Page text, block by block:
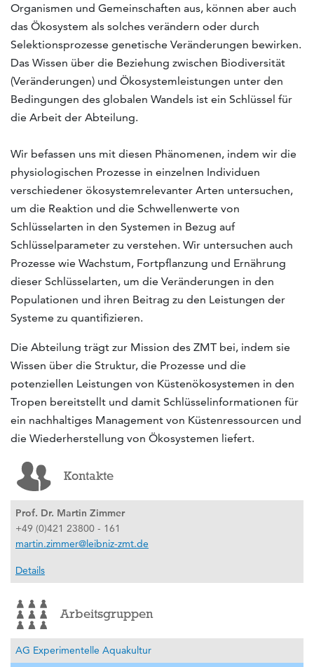
Organismen und Gemeinschaften aus, können aber auch
das Ökosystem als solches verändern oder durch
Selektionsprozesse genetische Veränderungen bewirken.
Das Wissen über die Beziehung zwischen Biodiversität
(Veränderungen) und Ökosystemleistungen unter den
Bedingungen des globalen Wandels ist ein Schlüssel für
die Arbeit der Abteilung.
Wir befassen uns mit diesen Phänomenen, indem wir die
physiologischen Prozesse in einzelnen Individuen
verschiedener ökosystemrelevanter Arten untersuchen,
um die Reaktion und die Schwellenwerte von
Schlüsselarten in den Systemen in Bezug auf
Schlüsselparameter zu verstehen. Wir untersuchen auch
Prozesse wie Wachstum, Fortpflanzung und Ernährung
dieser Schlüsselarten, um die Veränderungen in den
Populationen und ihren Beitrag zu den Leistungen der
Systeme zu quantifizieren.
Die Abteilung trägt zur Mission des ZMT bei, indem sie
Wissen über die Struktur, die Prozesse und die
potenziellen Leistungen von Küstenökosystemen in den
Tropen bereitstellt und damit Schlüsselinformationen für
ein nachhaltiges Management von Küstenressourcen und
die Wiederherstellung von Ökosystemen liefert.
Kontakte
Prof. Dr. Martin Zimmer
+49 (0)421 23800 - 161
martin.zimmer@leibniz-zmt.de
Details
Arbeitsgruppen
AG Experimentelle Aquakultur